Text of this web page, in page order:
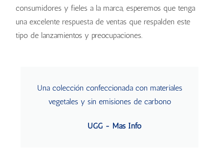
consumidores y fieles a la marca, esperemos que tenga
una excelente respuesta de ventas que respalden este
tipo de lanzamientos y preocupaciones.
Una colección confeccionada con materiales
vegetales y sin emisiones de carbono
UGG - Más Info